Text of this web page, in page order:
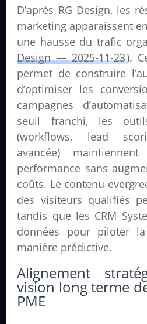
D’après RG Design, les
marketing apparaissent
une hausse du trafic
Design — 2025-11-23).
permet de construire
d’optimiser les
campagnes
seuil franchi, les
(workflows, lead
avancée)
performance sans
coûts. Le contenu
des visiteurs qualifiés
tandis que les CRM
données pour piloter
manière prédictive.
Alignement
vision long terme
PME